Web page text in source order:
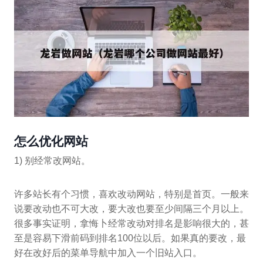
怎么优化网站
1) 别经常改网站。
许多站长有个习惯，喜欢改动网站，特别是首页。一般来
说要改动也不可大改，要大改也要至少间隔三个月以上。
很多事实证明，拿悔卜经常改动对排名是影响很大的，甚
至是容易下滑前码到排名100位以后。如果真的要改，最
好在改好后的菜单导航中加入一个旧站入口。